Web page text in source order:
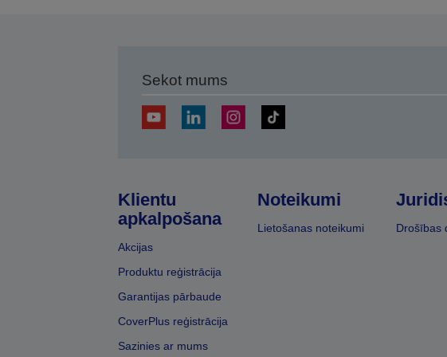
Sekot mums
Klientu
apkalpošana
Akcijas
Produktu reģistrācija
Garantijas pārbaude
CoverPlus reģistrācija
Sazinies ar mums
Noteikumi
Lietošanas noteikumi Drošības